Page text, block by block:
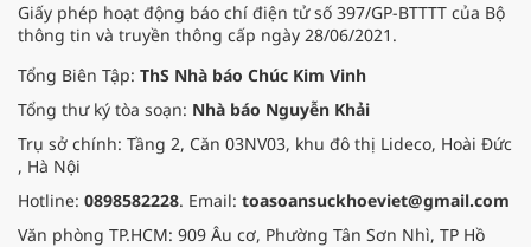
Giấy phép hoạt động báo chí điện tử số 397/GP-BTTTT của Bộ
thông tin và truyền thông cấp ngày 28/06/2021.
Tổng Biên Tập: ThS Nhà báo Chúc Kim Vinh
Tổng thư ký tòa soạn: Nhà báo Nguyễn Khải
Trụ sở chính: Tầng 2, Căn 03NV03, khu đô thị Lideco, Hoài Đức
, Hà Nội
Hotline: 0898582228. Email: toasoansuckhoeviet@gmail.com
Văn phòng TP.HCM: 909 Âu cơ, Phường Tân Sơn Nhì, TP Hồ